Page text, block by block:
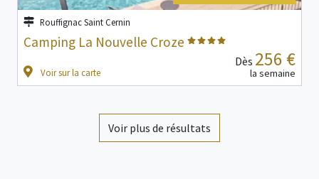
Rouffignac Saint Cernin
Camping La Nouvelle Croze
Voir sur la carte
Dès 256 €
la semaine
Voir plus de résultats